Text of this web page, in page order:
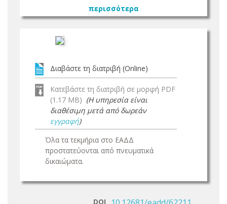
περισσότερα
Διαβάστε τη διατριβή (Online)
Κατεβάστε τη διατριβή σε μορφή PDF
(1.17 MB) (Η υπηρεσία είναι
διαθέσιμη μετά από δωρεάν
εγγραφή)
Όλα τα τεκμήρια στο ΕΑΔΔ
προστατεύονται από πνευματικά
δικαιώματα.
DOI